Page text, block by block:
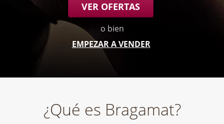
VER OFERTAS
o bien
EMPEZAR A VENDER
¿Qué es Bragamat?